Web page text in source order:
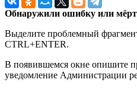
Обнаружили ошибку или
Выделите проблемный
CTRL+ENTER.
В появившемся окне опишите
уведомление Администрации